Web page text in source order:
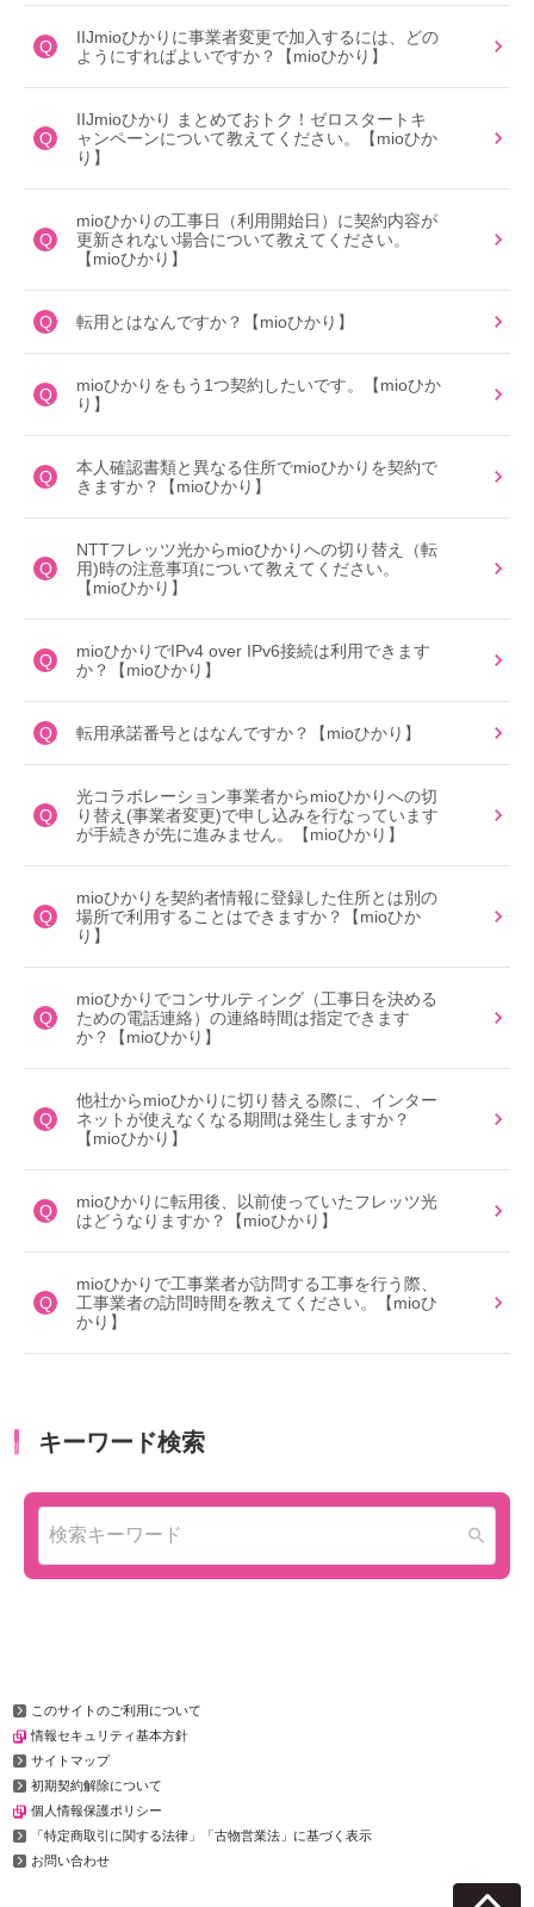
Q
IIJmioひかりに事業者変更で加入するには、どの
ようにすればよいですか？【mioひかり】
Q
IIJmioひかり まとめておトク！ゼロスタートキ
ャンペーンについて教えてください。【mioひか
り】
Q
mioひかりの工事日（利用開始日）に契約内容が
更新されない場合について教えてください。
【mioひかり】
Q 転用とはなんですか？【mioひかり】
Q
mioひかりをもう1つ契約したいです。【mioひか
り】
Q
本人確認書類と異なる住所でmioひかりを契約で
きますか？【mioひかり】
Q
NTTフレッツ光からmioひかりへの切り替え（転
用)時の注意事項について教えてください。
【mioひかり】
Q
mioひかりでIPv4 over IPv6接続は利用できます
か？【mioひかり】
Q 転用承諾番号とはなんですか？【mioひかり】
Q
光コラボレーション事業者からmioひかりへの切
り替え(事業者変更)で申し込みを行なっています
が手続きが先に進みません。【mioひかり】
Q
mioひかりを契約者情報に登録した住所とは別の
場所で利用することはできますか？【mioひか
り】
Q
mioひかりでコンサルティング（工事日を決める
ための電話連絡）の連絡時間は指定できます
か？【mioひかり】
Q
他社からmioひかりに切り替える際に、インター
ネットが使えなくなる期間は発生しますか？
【mioひかり】
Q
mioひかりに転用後、以前使っていたフレッツ光
はどうなりますか？【mioひかり】
Q
mioひかりで工事業者が訪問する工事を行う際、
工事業者の訪問時間を教えてください。【mioひ
かり】
このサイトのご利用について
情報セキュリティ基本方針
サイトマップ
初期契約解除について
個人情報保護ポリシー
「特定商取引に関する法律」「古物営業法」に基づく表示
お問い合わせ